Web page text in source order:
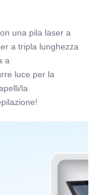
una pila laser a
a tripla lunghezza
a
luce per la
la